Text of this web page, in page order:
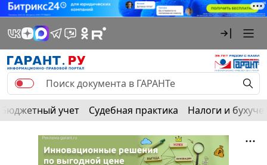
Бюджетный учет Судебная практика Налоги и